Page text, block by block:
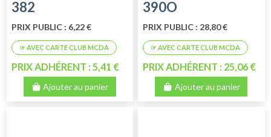
382
PRIX PUBLIC : 6,22 €
PRIX ADHÉRENT : 5,41 €
Ajouter au panier
390O
PRIX PUBLIC : 28,80 €
PRIX ADHÉRENT : 25,06 €
Ajouter au panier